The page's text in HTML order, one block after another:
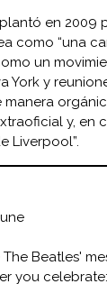
en 2009
como “una
un
York y
y, en
Liverpool”.
Beatles'
you